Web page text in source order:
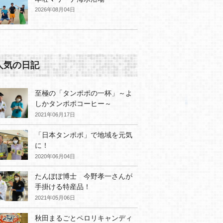
2026年08月04日
気の日記
至極の「タンポポの一杯」～よ
しかタンポポコーヒー～
2021年06月17日
「日本タンポポ」で地域を元気
に！
2020年06月04日
たんぽぽ博士 今野孝一さんが
手掛ける特産品！
2021年05月06日
秋田まるごとペロリキャンディ